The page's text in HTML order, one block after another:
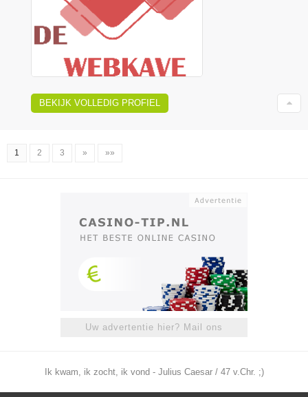
BEKIJK VOLLEDIG PROFIEL
1 2 3 » »»
Uw advertentie hier? Mail ons
Ik kwam, ik zocht, ik vond - Julius Caesar / 47 v.Chr. ;)